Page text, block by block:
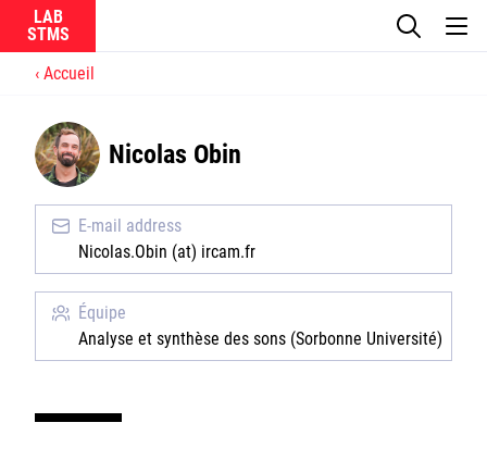
LAB
Ircam
La recherche
Actualités
Équipes
Accueil
Nicolas Obin
E-mail address
Nicolas.Obin (at) ircam.fr
Équipe
Analyse et synthèse des sons (Sorbonne Université)